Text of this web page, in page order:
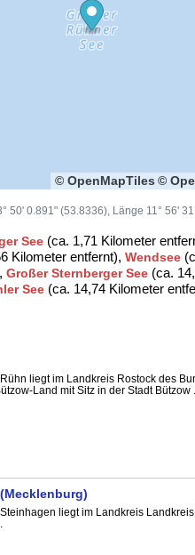
© OpenMapTiles ©
50' 0.891" (53.8336), Länge 11° 56'
See (ca. 1,71 Kilometer
Kilometer entfernt), Wendsee
Großer Sternberger See (ca.
See (ca. 14,74 Kilometer
liegt im Landkreis Rostock des
Land mit Sitz in der Stadt Bützow
liegt im Landkreis